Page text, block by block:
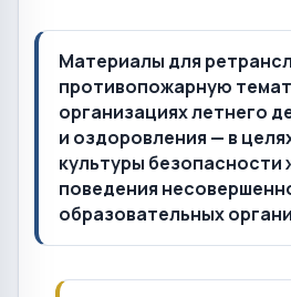
Материалы для
противопожарную
организациях летнего
и оздоровления — в
культуры безопасности
поведения
образовательных